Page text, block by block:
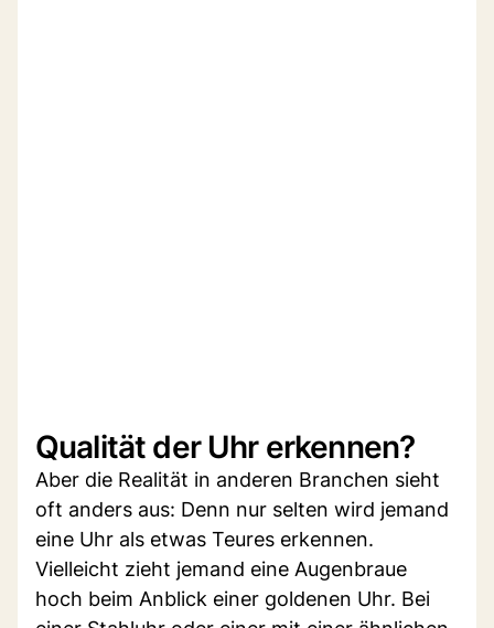
Qualität der Uhr erkennen?
Aber die Realität in anderen Branchen sieht
oft anders aus: Denn nur selten wird jemand
eine Uhr als etwas Teures erkennen.
Vielleicht zieht jemand eine Augenbraue
hoch beim Anblick einer goldenen Uhr. Bei